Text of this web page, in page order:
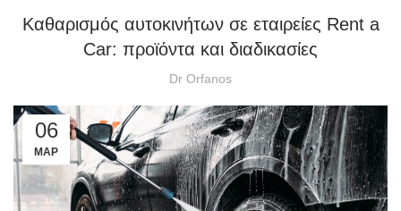
Καθαρισμός αυτοκινήτων σε εταιρείες Rent a
Car: προϊόντα και διαδικασίες
Dr Orfanos
06
ΜΑΡ